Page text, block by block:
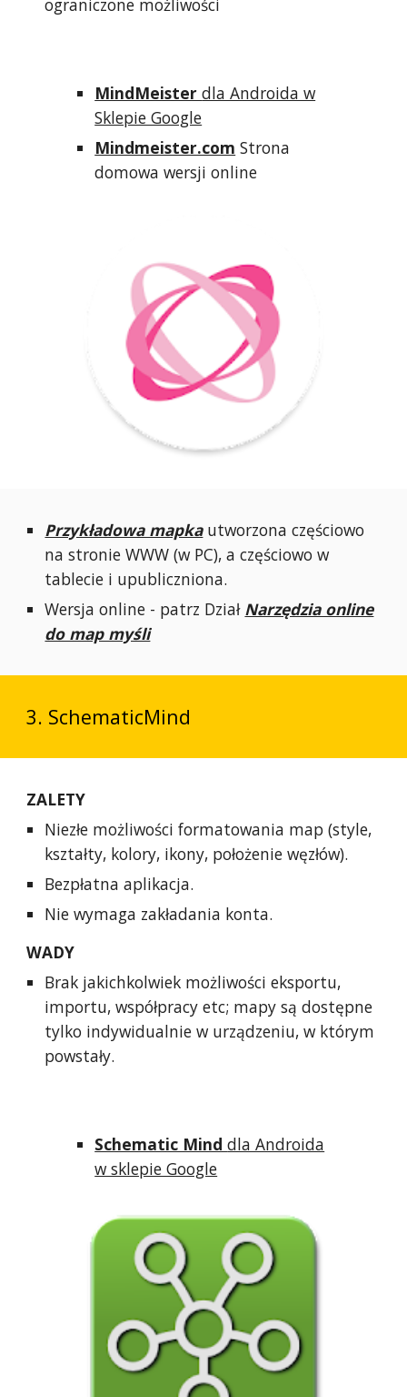
ograniczone możliwości
MindMeisterdla Androida w
Sklepie Google
Mindmeister.com Strona
domowa wersji online
Przykładowa mapkautworzona częściowo
na stronie WWW (w PC), a częściowo w
tablecie i upubliczniona.
Wersja online - patrz Dział Narzędzia online
do map myśli
3. SchematicMind
ZALETY
Niezłe możliwości formatowania map (style,
kształty, kolory, ikony, położenie węzłów).
Bezpłatna aplikacja.
Nie wymaga zakładania konta.
WADY
Brak jakichkolwiek możliwości eksportu,
importu, współpracy etc; mapy są dostępne
tylko indywidualnie w urządzeniu, w którym
powstały.
Schematic Minddla Androida
w sklepie Google